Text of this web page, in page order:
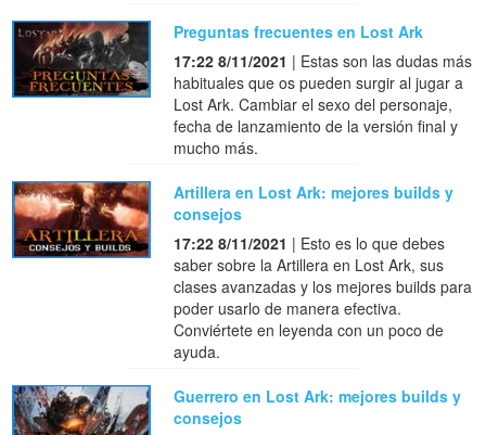
Preguntas frecuentes en Lost Ark
17:22 8/11/2021 | Estas son las dudas más
habituales que os pueden surgir al jugar a
Lost Ark. Cambiar el sexo del personaje,
fecha de lanzamiento de la versión final y
mucho más.
Artillera en Lost Ark: mejores builds y
consejos
17:22 8/11/2021 | Esto es lo que debes
saber sobre la Artillera en Lost Ark, sus
clases avanzadas y los mejores builds para
poder usarlo de manera efectiva.
Conviértete en leyenda con un poco de
ayuda.
Guerrero en Lost Ark: mejores builds y
consejos